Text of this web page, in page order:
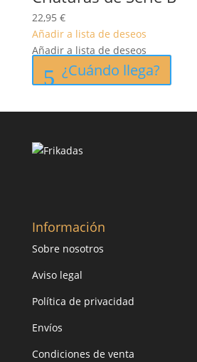
22,95 €
Añadir a lista de deseos
Añadir a lista de deseos
¿Cuándo llega?
Información
Sobre nosotros
Aviso legal
Política de privacidad
Envíos
Condiciones de venta